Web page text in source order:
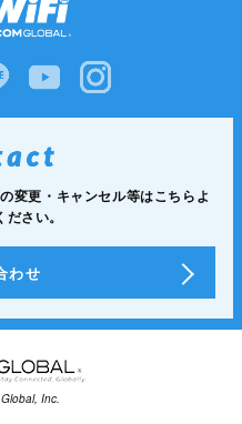
変更・キャンセル等はこちらよ
ださい。
わせ
Inc.